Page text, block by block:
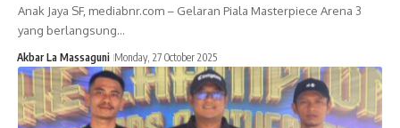
Anak Jaya SF, mediabnr.com – Gelaran Piala Masterpiece Arena 3
yang berlangsung…
Akbar La Massaguni Monday, 27 October 2025